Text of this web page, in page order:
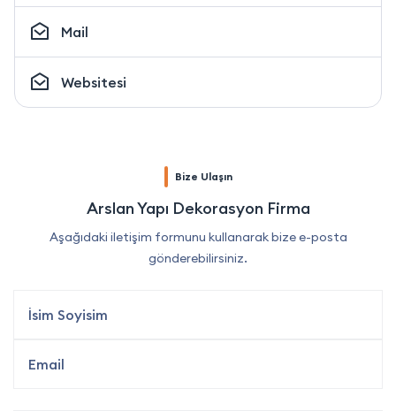
Mail
Websitesi
Bize Ulaşın
Arslan Yapı Dekorasyon Firma
Aşağıdaki iletişim formunu kullanarak bize e-posta
gönderebilirsiniz.